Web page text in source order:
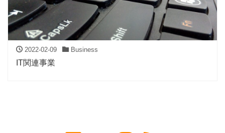
2022-02-09 Business
IT関連事業